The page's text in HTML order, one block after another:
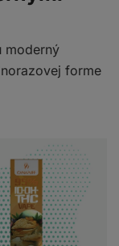
moderný
forme